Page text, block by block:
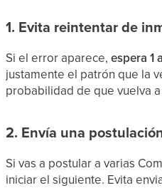
1. Evita reintentar de
Si el error aparece,espera 1
justamente el patrón que la
probabilidad de que vuelva
2. Envía una
Si vas a postular a varias
iniciar el siguiente. Evita